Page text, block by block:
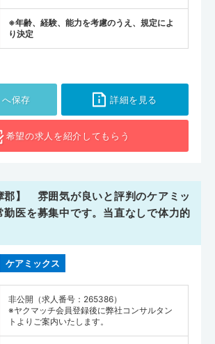
※年齢、経験、能力を考慮のうえ、規定によ
り決定
へ保存 詳細を見る
希望の求人を紹介してもらう
郡】 雰囲気が良いと評判のケアミッ
勤医を募集中です。当直なしで体力的
ケアミックス
非公開（求人番号：265386）
※ヤクマッチ会員登録後に弊社コンサルタン
トよりご案内いたします。